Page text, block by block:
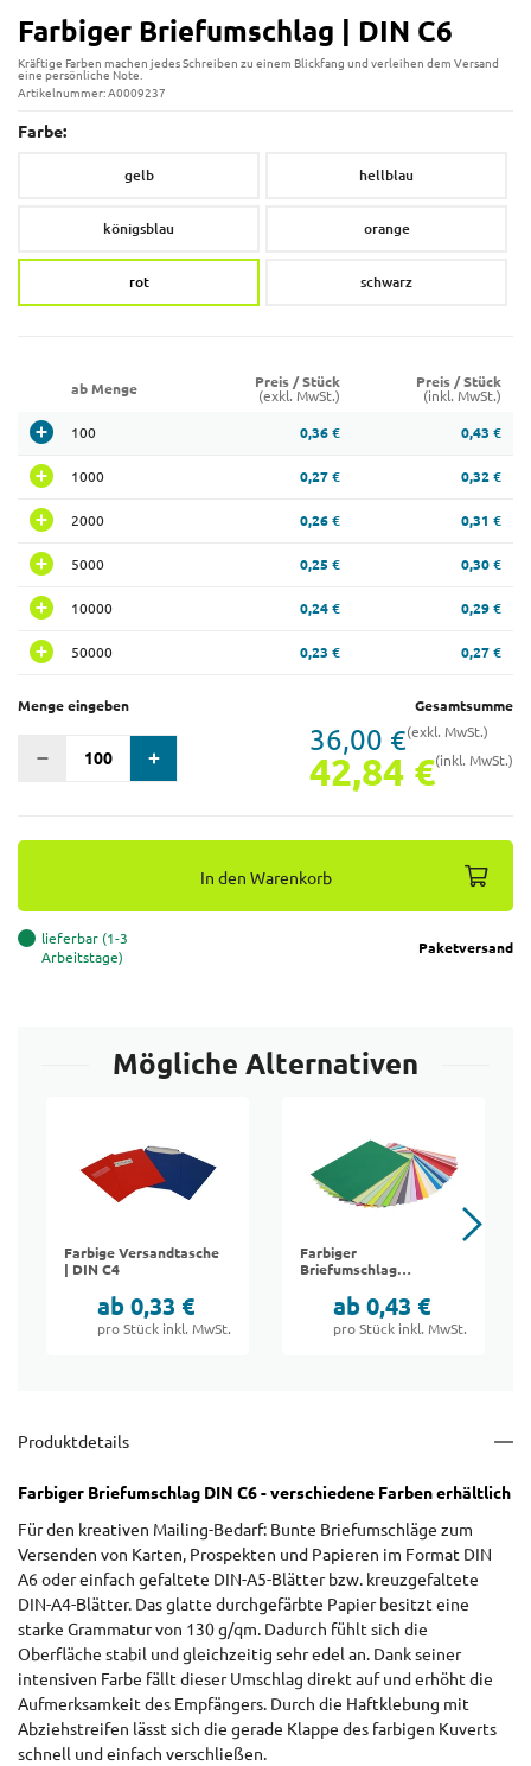
Farbiger Briefumschlag | DIN C6
Kräftige Farben machen jedes Schreiben zu einem Blickfang und verleihen dem Versand
eine persönliche Note.
Artikelnummer: A0009237
Farbe:
gelb hellblau
königsblau orange
rot schwarz
ab Menge
Preis / Stück
(exkl. MwSt.)
Preis / Stück
(inkl. MwSt.)
100 0,36 € 0,43 €
1000 0,27 € 0,32 €
2000 0,26 € 0,31 €
5000 0,25 € 0,30 €
10000 0,24 € 0,29 €
50000 0,23 € 0,27 €
Menge eingeben Gesamtsumme
36,00 €(exkl. MwSt.)
42,84 €(inkl. MwSt.)
In den Warenkorb
lieferbar (1-3
Arbeitstage)
Paketversand
Mögliche Alternativen
Farbige Versandtasche
| DIN C4
ab 0,33 €
pro Stück inkl. MwSt.
Farbiger
Briefumschlag
ab 0,43 €
pro Stück inkl. MwSt.
Produktdetails
Farbiger Briefumschlag DIN C6 - verschiedene Farben erhältlich
Für den kreativen Mailing-Bedarf: Bunte Briefumschläge zum
Versenden von Karten, Prospekten und Papieren im Format DIN
A6 oder einfach gefaltete DIN-A5-Blätter bzw. kreuzgefaltete
DIN-A4-Blätter. Das glatte durchgefärbte Papier besitzt eine
starke Grammatur von 130 g/qm. Dadurch fühlt sich die
Oberfläche stabil und gleichzeitig sehr edel an. Dank seiner
intensiven Farbe fällt dieser Umschlag direkt auf und erhöht die
Aufmerksamkeit des Empfängers. Durch die Haftklebung mit
Abziehstreifen lässt sich die gerade Klappe des farbigen Kuverts
schnell und einfach verschließen.